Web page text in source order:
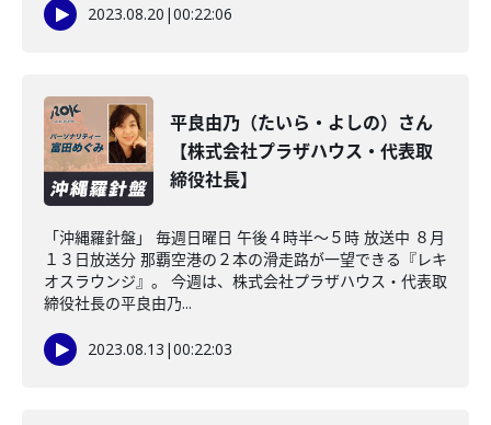
2023.08.20 |00:22:06
平良由乃（たいら・よしの）さん
【株式会社プラザハウス・代表取
締役社長】
「沖縄羅針盤」 毎週日曜日 午後４時半～５時 放送中 ８月
１３日放送分 那覇空港の２本の滑走路が一望できる『レキ
オスラウンジ』。 今週は、株式会社プラザハウス・代表取
締役社長の平良由乃...
2023.08.13 |00:22:03